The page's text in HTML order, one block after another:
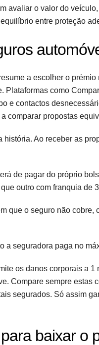
avaliar o valor do
entre proteção
a escolher o
Plataformas como
e contactos
comparar propostas
história. Ao receber as
de pagar do próprio
outro com franquia de
que o seguro não cobre,
a seguradora paga no
os danos corporais a
Compare sempre
segurados. Só assim
baixar o